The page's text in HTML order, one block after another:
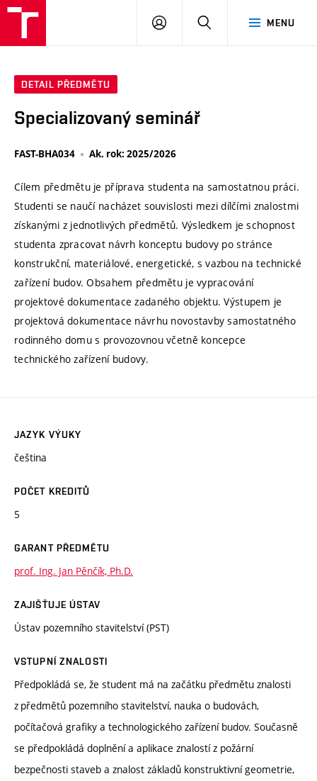
MENU
PŘIHLÁSIT
DETAIL PŘEDMĚTU
Specializovaný seminář
FAST-BHA034 Ak. rok: 2025/2026
Cílem předmětu je příprava studenta na samostatnou práci.
Studenti se naučí nacházet souvislosti mezi dílčími znalostmi
získanými z jednotlivých předmětů. Výsledkem je schopnost
studenta zpracovat návrh konceptu budovy po stránce
konstrukční, materiálové, energetické, s vazbou na technické
zařízení budov. Obsahem předmětu je vypracování
projektové dokumentace zadaného objektu. Výstupem je
projektová dokumentace návrhu novostavby samostatného
rodinného domu s provozovnou včetně koncepce
technického zařízení budovy.
JAZYK VÝUKY
čeština
POČET KREDITŮ
5
GARANT PŘEDMĚTU
prof. Ing. Jan Pěnčík, Ph.D.
ZAJIŠŤUJE ÚSTAV
Ústav pozemního stavitelství (PST)
VSTUPNÍ ZNALOSTI
Předpokládá se, že student má na začátku předmětu znalosti
z předmětů pozemního stavitelství, nauka o budovách,
počítačová grafiky a technologického zařízení budov. Současně
se předpokládá doplnění a aplikace znalostí z požární
bezpečnosti staveb a znalost základů konstruktivní geometrie,